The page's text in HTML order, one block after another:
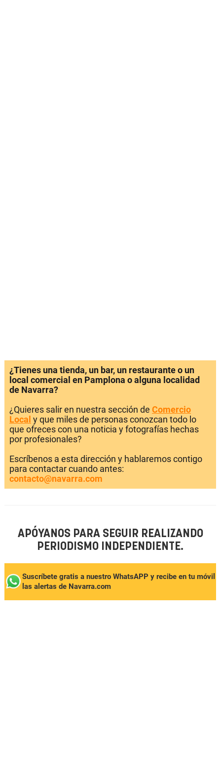
¿Tienes una tienda, un bar, un restaurante o un
local comercial en Pamplona o alguna localidad
de Navarra?
¿Quieres salir en nuestra sección de Comercio
Local y que miles de personas conozcan todo lo
que ofreces con una noticia y fotografías hechas
por profesionales?
Escríbenos a esta dirección y hablaremos contigo
para contactar cuando antes:
contacto@navarra.com
APÓYANOS PARA SEGUIR REALIZANDO
PERIODISMO INDEPENDIENTE.
Suscríbete gratis a nuestro WhatsAPP y recibe en tu móvil
las alertas de Navarra.com